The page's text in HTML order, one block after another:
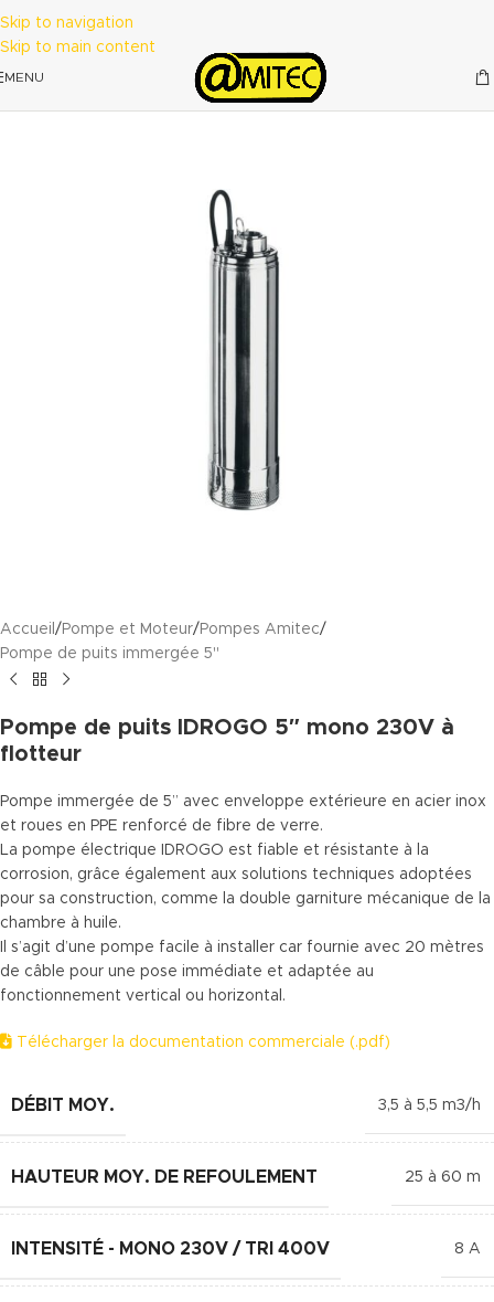
Skip to navigation
Skip to main content
MENU
Accueil / Pompe et Moteur/ Pompes Amitec/
Pompe de puits immergée 5"
Pompe de puits IDROGO 5″ mono 230V à
flotteur
Pompe immergée de 5” avec enveloppe extérieure en acier inox
et roues en PPE renforcé de fibre de verre.
La pompe électrique IDROGO est fiable et résistante à la
corrosion, grâce également aux solutions techniques adoptées
pour sa construction, comme la double garniture mécanique de la
chambre à huile.
Il s’agit d’une pompe facile à installer car fournie avec 20 mètres
de câble pour une pose immédiate et adaptée au
fonctionnement vertical ou horizontal.
Télécharger la documentation commerciale (.pdf)
DÉBIT MOY. 3,5 à 5,5 m3/h
HAUTEUR MOY. DE REFOULEMENT 25 à 60 m
INTENSITÉ - MONO 230V / TRI 400V 8 A